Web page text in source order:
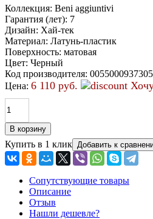
Коллекция: Beni aggiuntivi
Гарантия (лет): 7
Дизайн: Хай-тек
Материал: Латунь-пластик
Поверхность: матовая
Цвет: Черный
Код производителя: 0055000937305
Цена: 6 110 руб.
Купить в 1 клик
Сопутствующие товары
Описание
Отзыв
Нашли дешевле?